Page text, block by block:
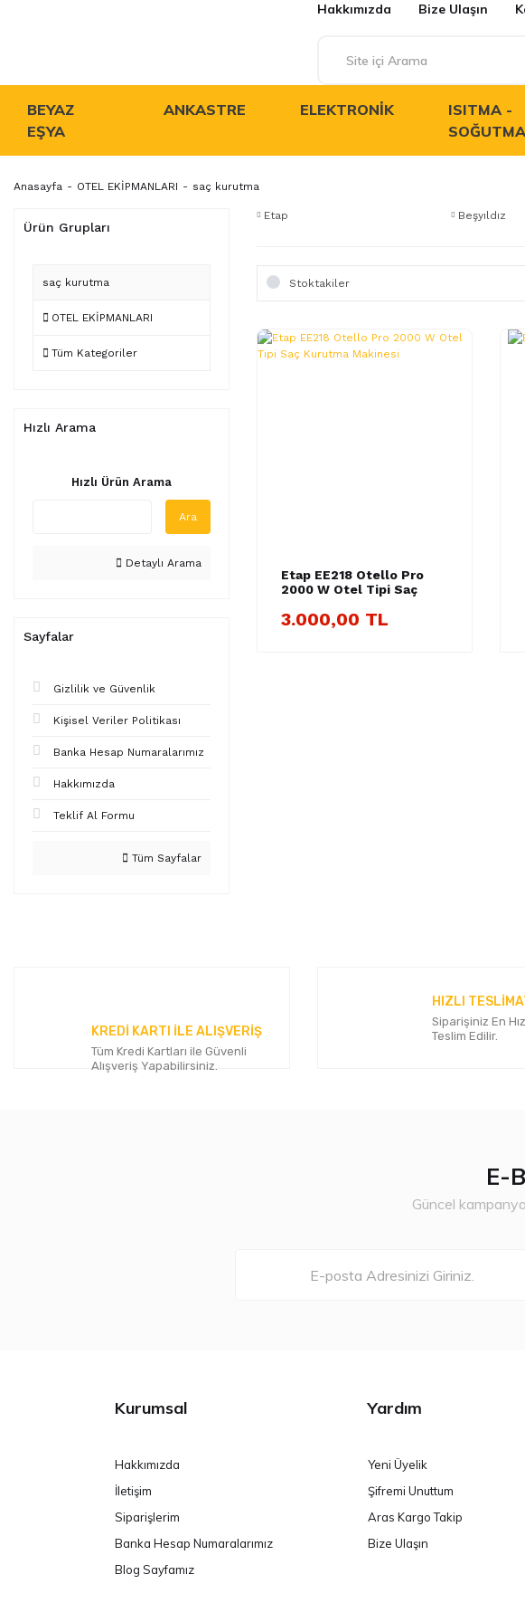
Hakkımızda Bize Ulaşın
BEYAZ
EŞYA
ANKASTRE ELEKTRONIK
ISITMA -
SOĞUTMA
Anasayfa OTEL EKİPMANLARI saç kurutma
Ürün Grupları
saç kurutma
OTEL EKİPMANLARI
Tüm Kategoriler
Hızlı Arama
Hızlı Ürün Arama
Ara
Detaylı Arama
Sayfalar
Gizlilik ve Güvenlik
Kişisel Veriler Politikası
Banka Hesap Numaralarımız
Hakkımızda
Teklif Al Formu
Tüm Sayfalar
Etap Beşyıldız
Stoktakiler
Etap EE218 Otello Pro
2000 W Otel Tipi Saç
3.000,00 TL
KREDİ KARTI İLE ALIŞVERİŞ
Tüm Kredi Kartları ile Güvenli
Alışveriş Yapabilirsiniz.
HIZLI
Siparişiniz En
Teslim Edilir.
E-
Güncel
Kurumsal
Hakkımızda
İletişim
Siparişlerim
Banka Hesap Numaralarımız
Blog Sayfamız
Yardım
Yeni Üyelik
Şifremi Unuttum
Aras Kargo Takip
Bize Ulaşın